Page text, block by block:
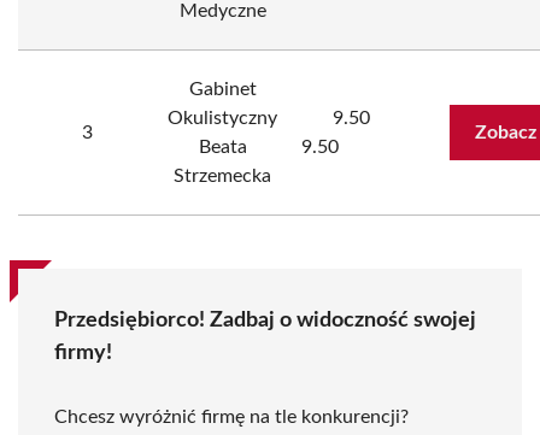
Medyczne
3
Gabinet
Okulistyczny
Beata
Strzemecka
9.50
9.50
Przedsiębiorco! Zadbaj o widoczność swojej
firmy!
Chcesz wyróżnić firmę na tle konkurencji?